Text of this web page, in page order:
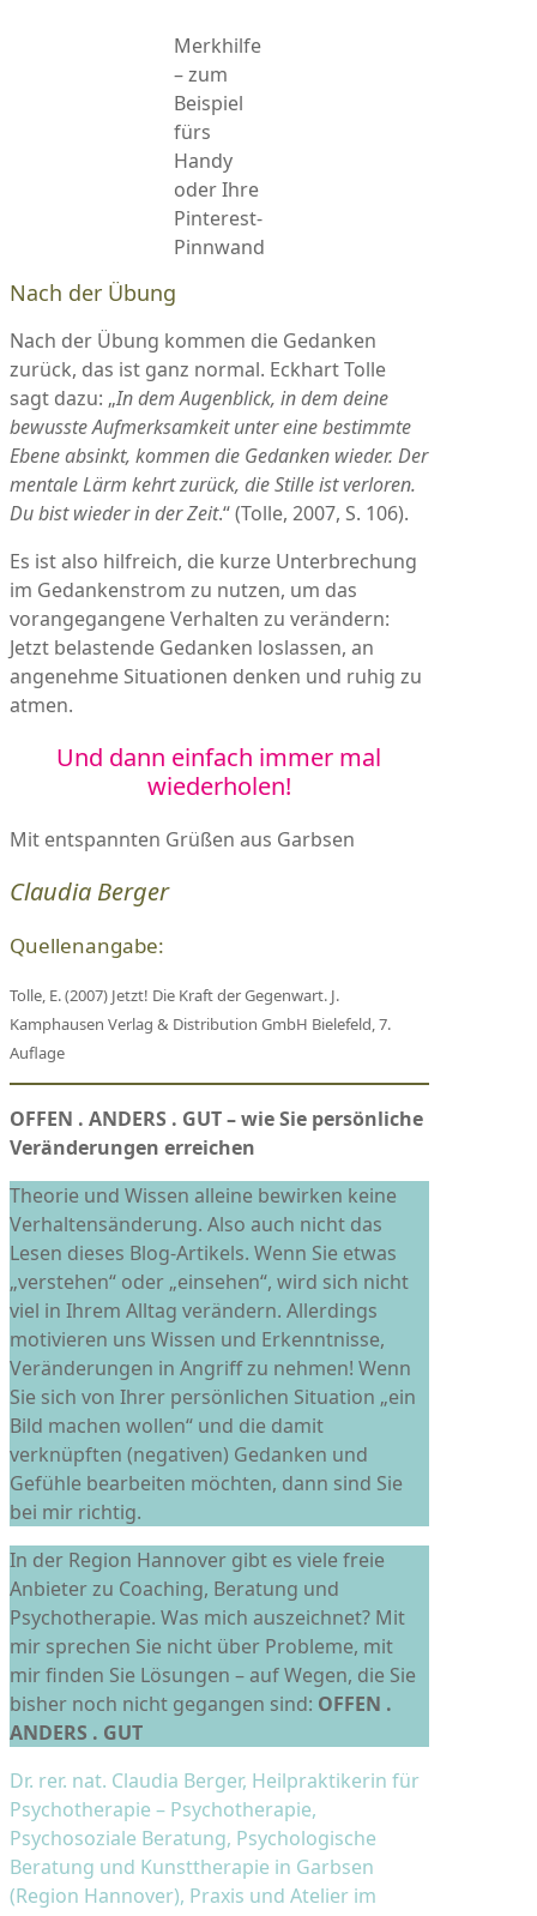
Merkhilfe
– zum
Beispiel
fürs
Handy
oder Ihre
Pinterest-
Pinnwand
Nach der Übung
Nach der Übung kommen die Gedanken
zurück, das ist ganz normal. Eckhart Tolle
sagt dazu: „In dem Augenblick, in dem deine
bewusste Aufmerksamkeit unter eine bestimmte
Ebene absinkt, kommen die Gedanken wieder. Der
mentale Lärm kehrt zurück, die Stille ist verloren.
Du bist wieder in der Zeit.“ (Tolle, 2007, S. 106).
Es ist also hilfreich, die kurze Unterbrechung
im Gedankenstrom zu nutzen, um das
vorangegangene Verhalten zu verändern:
Jetzt belastende Gedanken loslassen, an
angenehme Situationen denken und ruhig zu
atmen.
Und dann einfach immer mal
wiederholen!
Mit entspannten Grüßen aus Garbsen
Claudia Berger
Quellenangabe:
Tolle, E. (2007) Jetzt! Die Kraft der Gegenwart. J.
Kamphausen Verlag & Distribution GmbH Bielefeld, 7.
Auflage
OFFEN . ANDERS . GUT – wie Sie persönliche
Veränderungen erreichen
Theorie und Wissen alleine bewirken keine
Verhaltensänderung. Also auch nicht das
Lesen dieses Blog-Artikels. Wenn Sie etwas
„verstehen“ oder „einsehen“, wird sich nicht
viel in Ihrem Alltag verändern. Allerdings
motivieren uns Wissen und Erkenntnisse,
Veränderungen in Angriff zu nehmen! Wenn
Sie sich von Ihrer persönlichen Situation „ein
Bild machen wollen“ und die damit
verknüpften (negativen) Gedanken und
Gefühle bearbeiten möchten, dann sind Sie
bei mir richtig.
In der Region Hannover gibt es viele freie
Anbieter zu Coaching, Beratung und
Psychotherapie. Was mich auszeichnet? Mit
mir sprechen Sie nicht über Probleme, mit
mir finden Sie Lösungen – auf Wegen, die Sie
bisher noch nicht gegangen sind: OFFEN .
ANDERS . GUT
Dr. rer. nat. Claudia Berger, Heilpraktikerin für
Psychotherapie – Psychotherapie,
Psychosoziale Beratung, Psychologische
Beratung und Kunsttherapie in Garbsen
(Region Hannover), Praxis und Atelier im